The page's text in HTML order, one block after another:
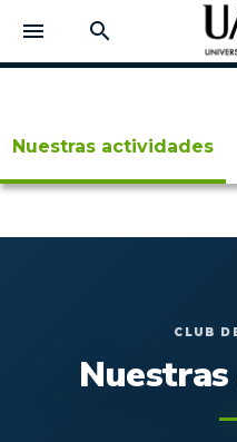
menu search
Nuestras actividades
CLUB